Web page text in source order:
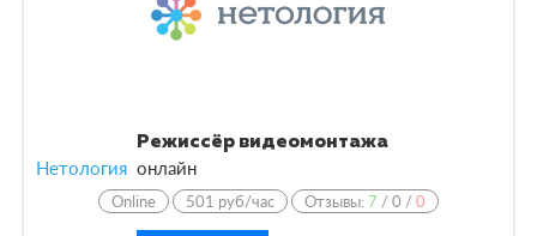
Режиссёр видеомонтажа
Нетология онлайн
Online 501 руб/час Отзывы:7 /0 /0